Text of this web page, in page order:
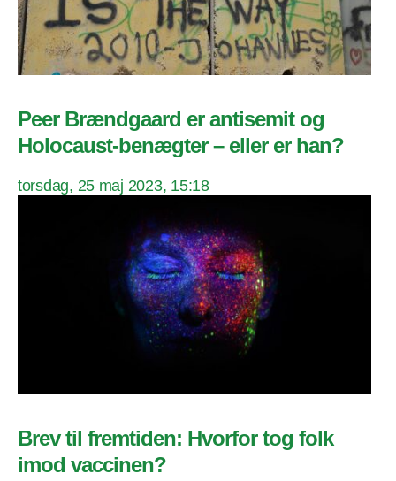
Peer Brændgaard er antisemit og
Holocaust-benægter – eller er han?
torsdag, 25 maj 2023, 15:18
Brev til fremtiden: Hvorfor tog folk
imod vaccinen?